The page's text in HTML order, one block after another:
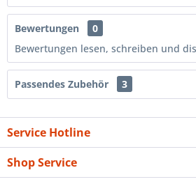
Bewertungen
0
Bewertungen lesen, schreiben und
Passendes Zubehör 3
Service Hotline
Shop Service